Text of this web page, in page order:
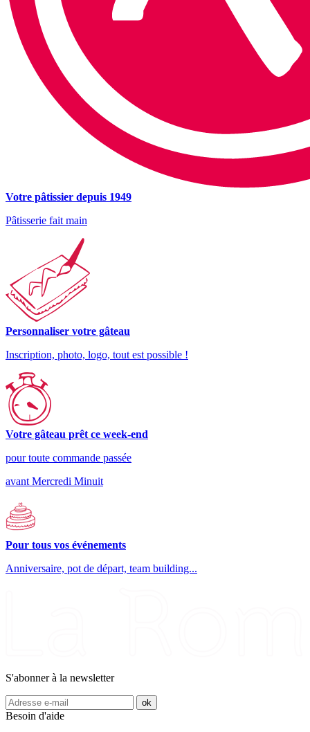
Votre pâtissier depuis 1949
Pâtisserie fait main
Personnaliser votre gâteau
Inscription, photo, logo, tout est possible !
Votre gâteau prêt ce week-end
pour toute commande passée
avant Mercredi Minuit
Pour tous vos événements
Anniversaire, pot de départ, team building...
S'abonner à la newsletter
Besoin d'aide